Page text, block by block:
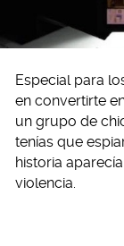
Especial para
en convertirte
un grupo de
tenías que
historia
violencia.